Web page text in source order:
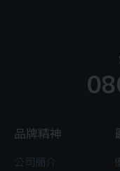
品牌精神
公司簡介